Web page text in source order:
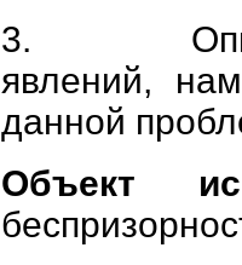
3. Описать
явлений,
данной
Объект